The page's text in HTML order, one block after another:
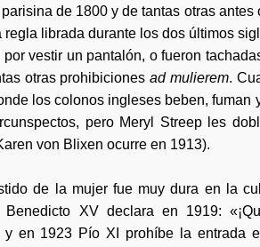
de 1800 y de tantas otras
librada durante los dos últimos
vestir un pantalón, o fueron
otras prohibicionesad mulierem.
los colonos ingleses beben,
pero Meryl Streep les
von Blixen ocurre en 1913).
de la mujer fue muy dura en la
Benedicto XV declara en 1919:
y en 1923 Pío XI prohíbe la entrada